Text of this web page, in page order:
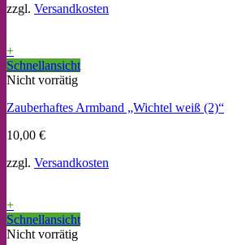
zzgl. Versandkosten
+
Schnellansicht
Nicht vorrätig
Zauberhaftes Armband „Wichtel weiß (2)“
10,00 €
zzgl. Versandkosten
+
Schnellansicht
Nicht vorrätig